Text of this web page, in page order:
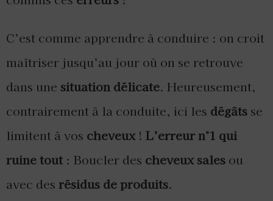
C’est comme apprendre à conduire : on croit
maîtriser jusqu’au jour où on se retrouve
dans une situation délicate. Heureusement,
contrairement à la conduite, ici les dégâtsse
limitent à vos cheveux! L’erreur n°1 qui
ruine tout : Boucler des cheveux sales ou
avec des résidus de produits.